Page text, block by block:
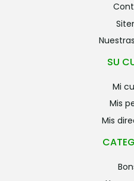
SU
mi
mis
mis